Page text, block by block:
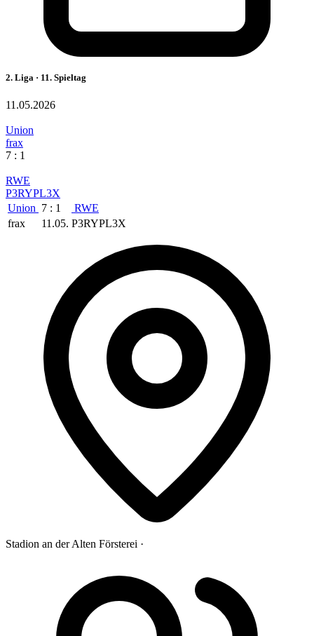
2. Liga · 11. Spieltag
11.05.2026
Union
frax
7 : 1
RWE
P3RYPL3X
Union 7 : 1
RWE
frax
11.05. P3RYPL3X
Stadion an der Alten Försterei ·